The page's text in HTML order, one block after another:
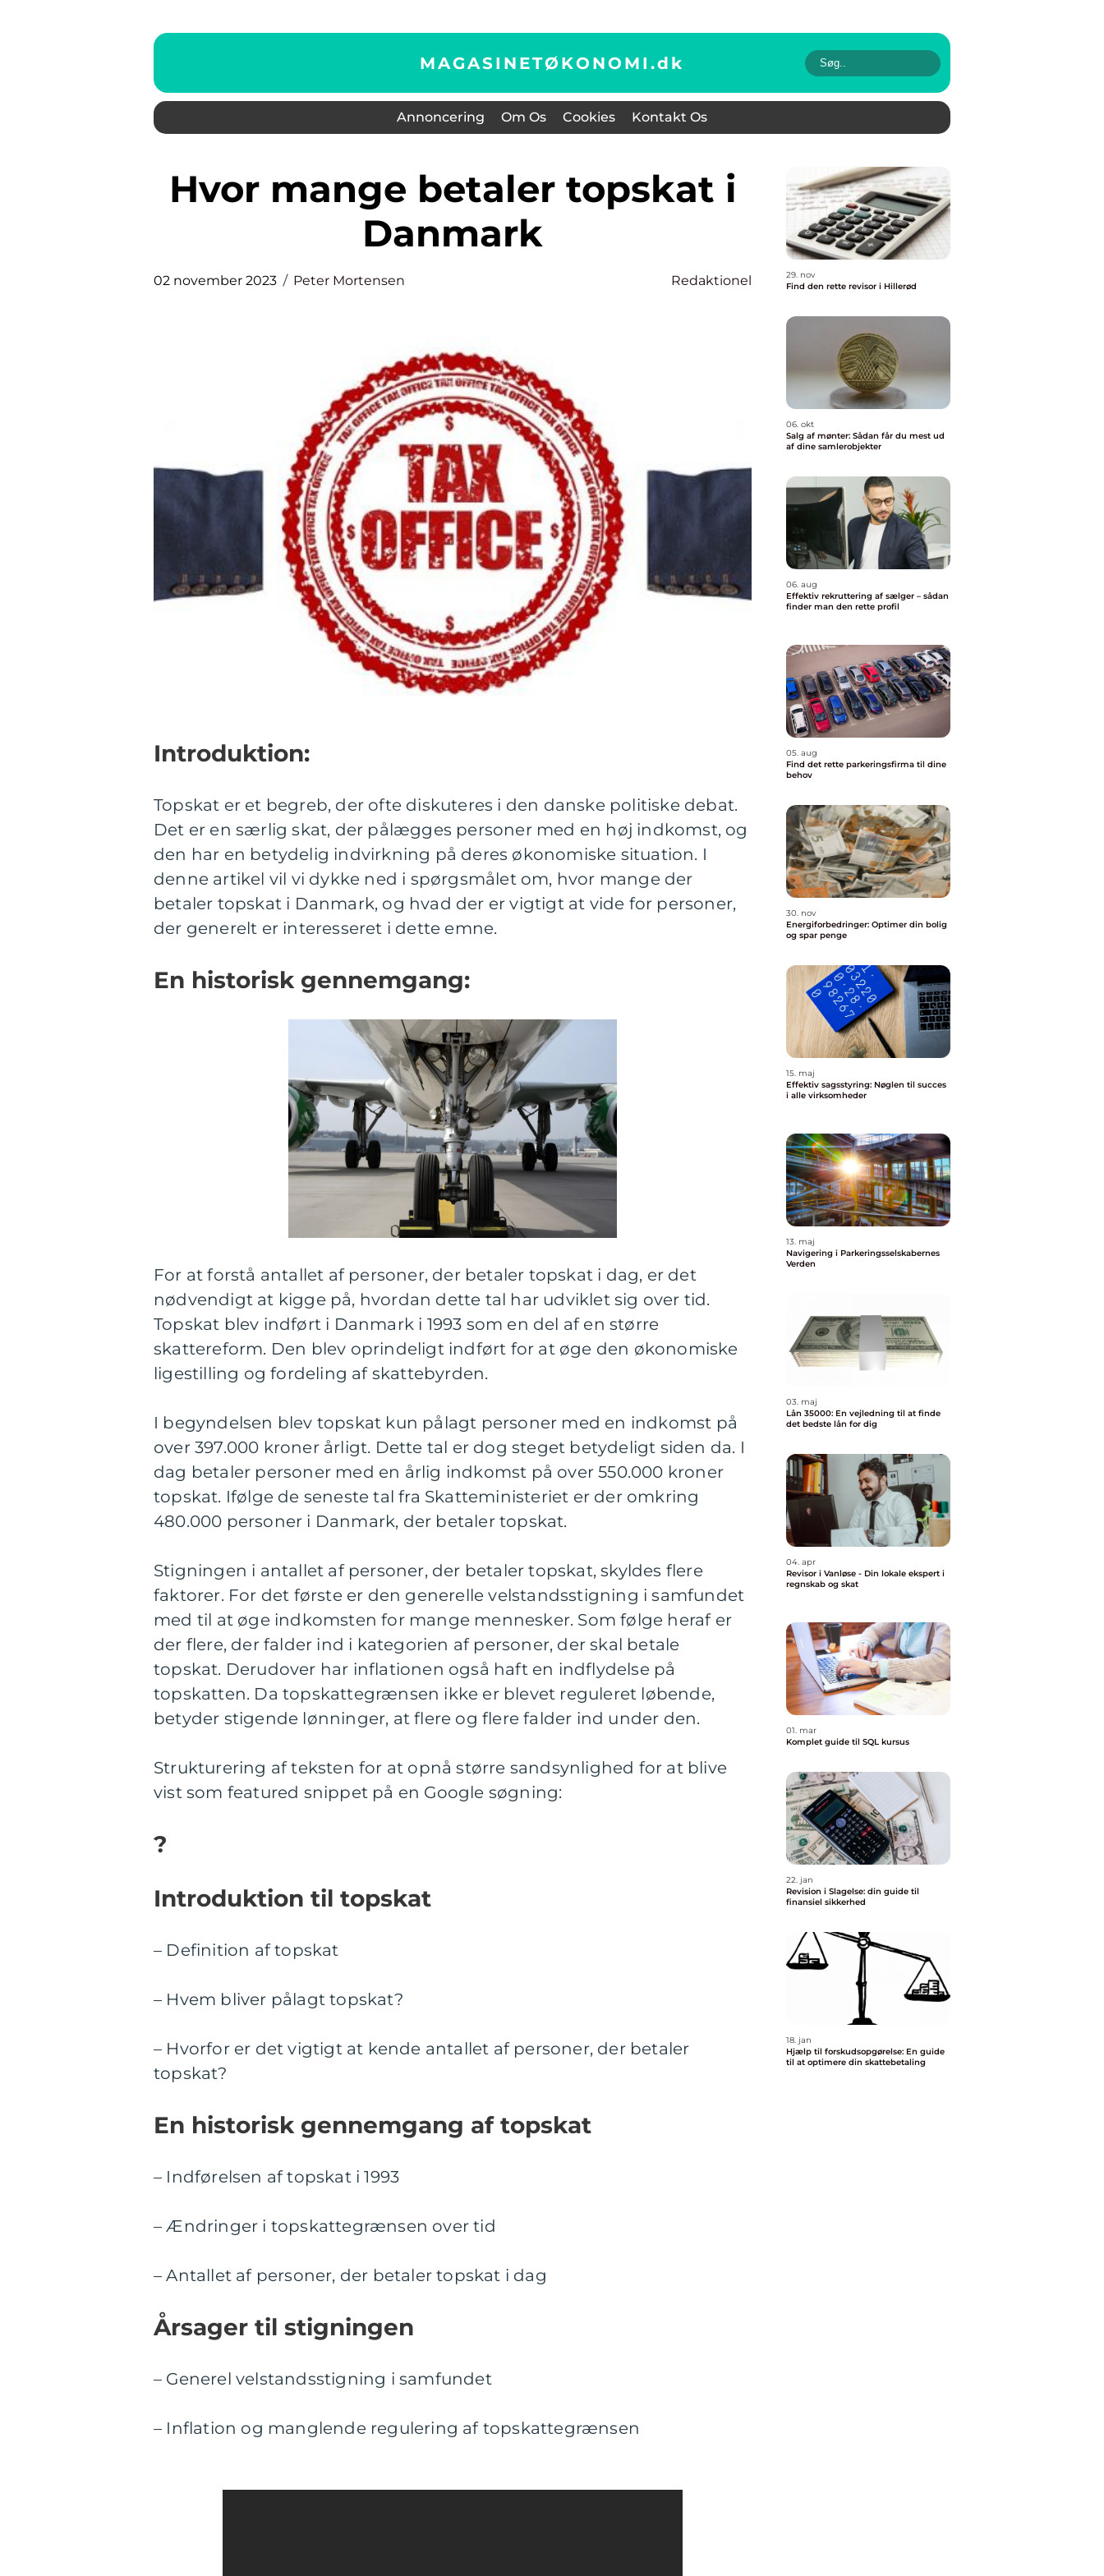
MAGASINETØKONOMI.dk
Annoncering Om Os Cookies Kontakt Os
Hvor mange betaler topskat i
Danmark
02 november 2023 Peter Mortensen Redaktionel
Introduktion:
Topskat er et begreb, der ofte diskuteres i den danske politiske debat.
Det er en særlig skat, der pålægges personer med en høj indkomst, og
den har en betydelig indvirkning på deres økonomiske situation. I
denne artikel vil vi dykke ned i spørgsmålet om, hvor mange der
betaler topskat i Danmark, og hvad der er vigtigt at vide for personer,
der generelt er interesseret i dette emne.
En historisk gennemgang:
For at forstå antallet af personer, der betaler topskat i dag, er det
nødvendigt at kigge på, hvordan dette tal har udviklet sig over tid.
Topskat blev indført i Danmark i 1993 som en del af en større
skattereform. Den blev oprindeligt indført for at øge den økonomiske
ligestilling og fordeling af skattebyrden.
I begyndelsen blev topskat kun pålagt personer med en indkomst på
over 397.000 kroner årligt. Dette tal er dog steget betydeligt siden da. I
dag betaler personer med en årlig indkomst på over 550.000 kroner
topskat. Ifølge de seneste tal fra Skatteministeriet er der omkring
480.000 personer i Danmark, der betaler topskat.
Stigningen i antallet af personer, der betaler topskat, skyldes flere
faktorer. For det første er den generelle velstandsstigning i samfundet
med til at øge indkomsten for mange mennesker. Som følge heraf er
der flere, der falder ind i kategorien af personer, der skal betale
topskat. Derudover har inflationen også haft en indflydelse på
topskatten. Da topskattegrænsen ikke er blevet reguleret løbende,
betyder stigende lønninger, at flere og flere falder ind under den.
Strukturering af teksten for at opnå større sandsynlighed for at blive
vist som featured snippet på en Google søgning:
?
Introduktion til topskat
– Definition af topskat
– Hvem bliver pålagt topskat?
– Hvorfor er det vigtigt at kende antallet af personer, der betaler
topskat?
En historisk gennemgang af topskat
– Indførelsen af topskat i 1993
– Ændringer i topskattegrænsen over tid
– Antallet af personer, der betaler topskat i dag
Årsager til stigningen
– Generel velstandsstigning i samfundet
– Inflation og manglende regulering af topskattegrænsen
29. nov
Find den rette revisor i Hillerød
06. okt
Salg af mønter: Sådan får du mest ud
af dine samlerobjekter
06. aug
Effektiv rekruttering af sælger – sådan
finder man den rette profil
05. aug
Find det rette parkeringsfirma til dine
behov
30. nov
Energiforbedringer: Optimer din bolig
og spar penge
15. maj
Effektiv sagsstyring: Nøglen til succes
i alle virksomheder
13. maj
Navigering i Parkeringsselskabernes
Verden
03. maj
Lån 35000: En vejledning til at finde
det bedste lån for dig
04. apr
Revisor i Vanløse - Din lokale ekspert i
regnskab og skat
01. mar
Komplet guide til SQL kursus
22. jan
Revision i Slagelse: din guide til
finansiel sikkerhed
18. jan
Hjælp til forskudsopgørelse: En guide
til at optimere din skattebetaling